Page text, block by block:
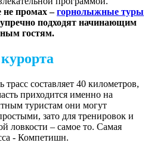
не промах –горнолыжные туры
подходят начинающим
гостям.
составляет 40 километров,
приходится именно на
туристам они могут
зато для тренировок и
ловкости – самое то. Самая
- Компетишн.